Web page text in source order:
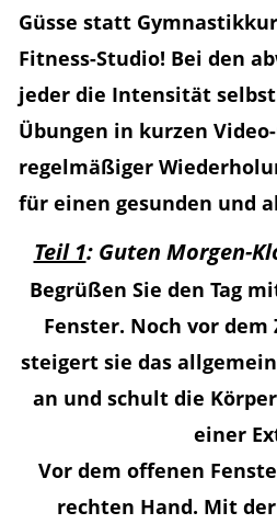
Güsse statt
Fitness-Studio! Bei den
jeder die Intensität
Übungen in kurzen
regelmäßiger
für einen gesunden und
Teil 1: Guten Morgen-
Begrüßen Sie den Tag
Fenster. Noch vor
steigert sie das
an und schult die
einer
Vor dem offenen
rechten Hand. Mit